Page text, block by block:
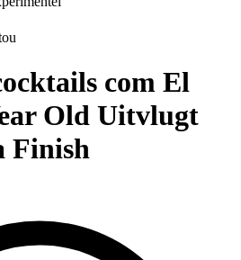
com El
Old Uitvlugt
Finish